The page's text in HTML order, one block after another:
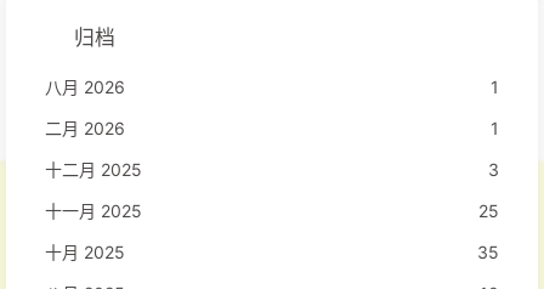
归档
八月 2026
1
二月 2026
1
十二月 2025
3
十一月 2025
25
十月 2025
35